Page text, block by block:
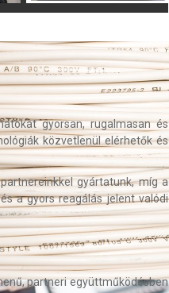
gyorsan, rugalmasan és
közvetlenül elérhetők és
gyártatunk, míg a
a gyors reagálás jelent valódi
partneri együttműködésben